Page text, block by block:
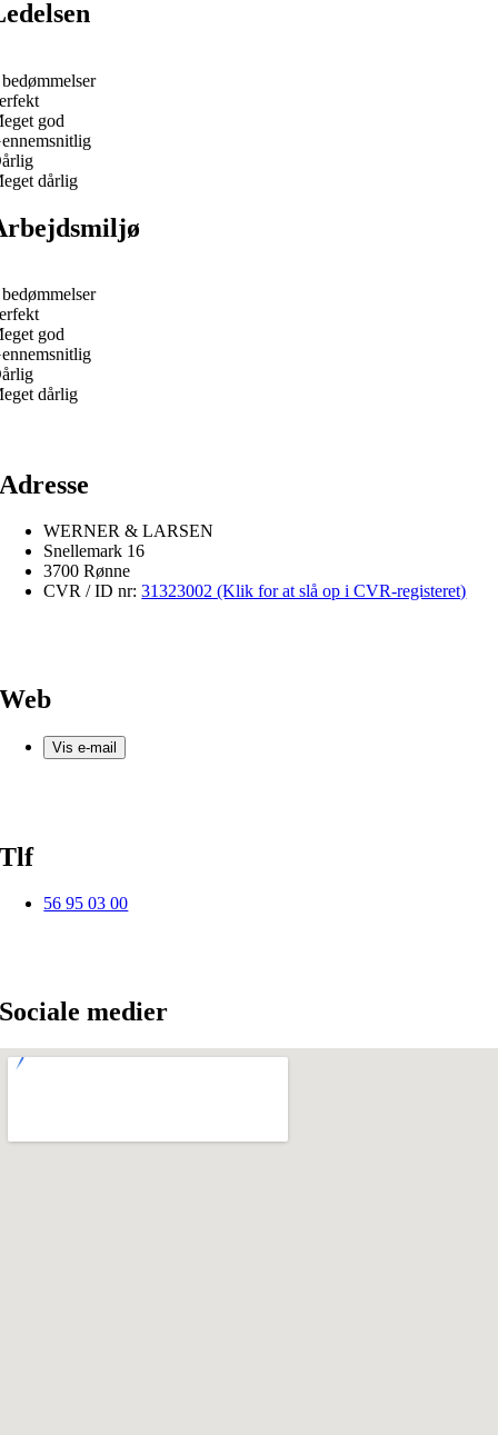
god
dårlig
god
dårlig
Adresse
WERNER & LARSEN
Snellemark 16
3700 Rønne
CVR / ID nr:31323002 (Klik for at slå op i CVR-registeret)
Web
Vis e-mail
Tlf
56 95 03 00
Sociale medier